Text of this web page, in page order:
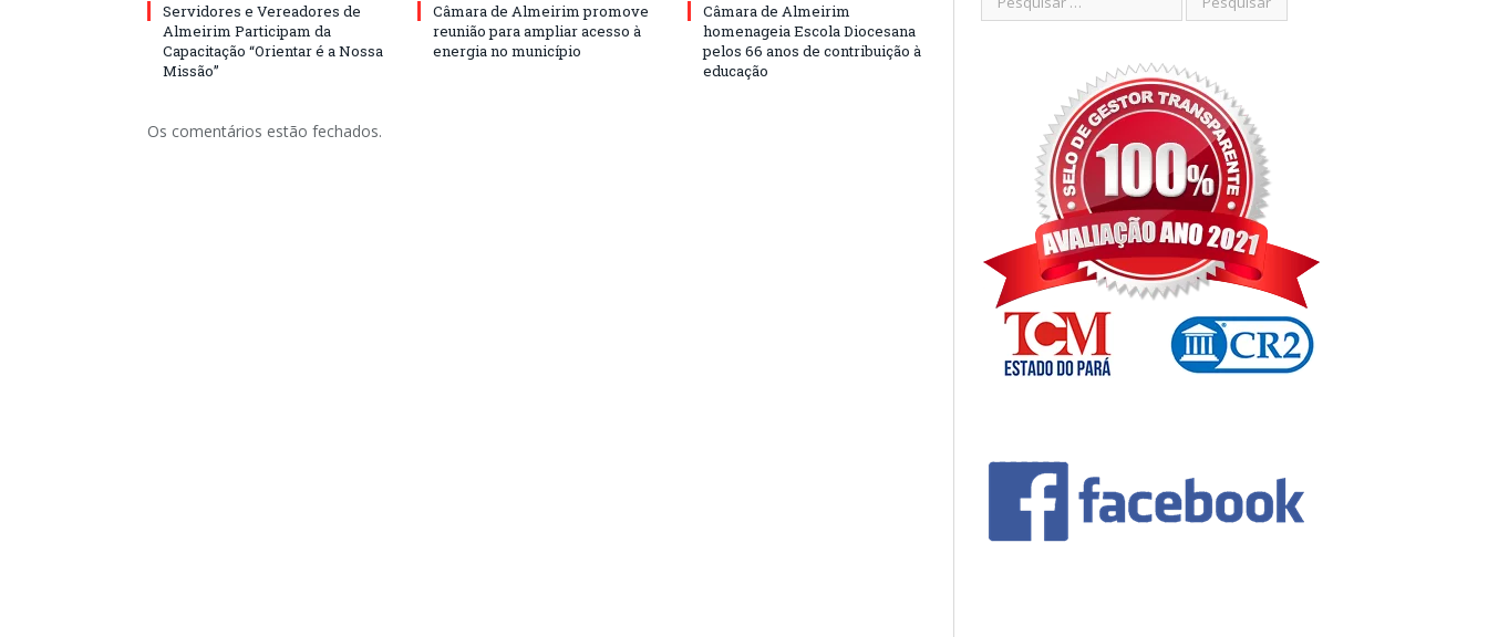
Servidores e Vereadores de
Almeirim Participam da
Capacitação “Orientar é a Nossa
Missão”
Câmara de Almeirim promove
reunião para ampliar acesso à
energia no município
Câmara de Almeirim
homenageia Escola Diocesana
pelos 66 anos de contribuição à
educação
Os comentários estão fechados.